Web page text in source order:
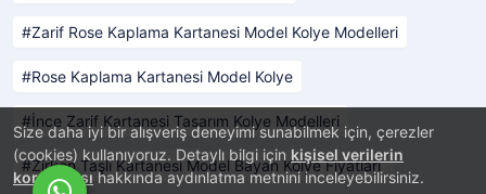
Size daha iyi bir alışveriş deneyimi sunabilmek için, çerezler
(cookies) kullanıyoruz. Detaylı bilgi için kişisel verilerin
korunmasıhakkında aydınlatma metnini inceleyebilirsiniz.
Zarif Rose Kaplama Kartanesi Model Kolye Modelleri
Rose Kaplama Kartanesi Model Kolye
İnce Zarif Kartanesi Tasarım Kolye Modelleri
Zirkon Taşlı Kartanesi Model Bayan Kolye Fiyatları